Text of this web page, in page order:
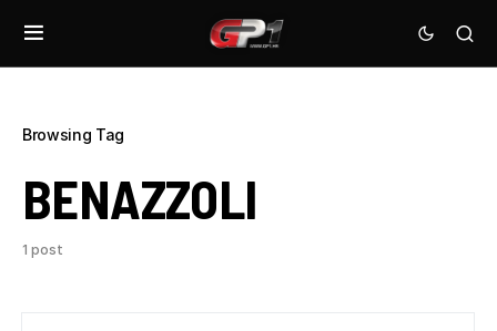
Browsing Tag
BENAZZOLI
1 post